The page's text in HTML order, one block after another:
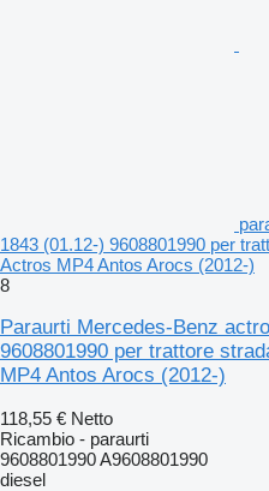
1843 (01.12-) 9608801990 per
Actros MP4 Antos Arocs (2012-)
8
Paraurti Mercedes-Benz
9608801990 per trattore
MP4 Antos Arocs (2012-)
118,55 € Netto
Ricambio - paraurti
9608801990 A9608801990
diesel